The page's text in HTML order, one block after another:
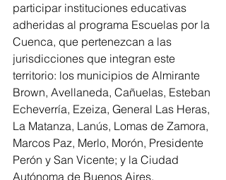
participar instituciones educativas
adheridas al programa Escuelas por la
Cuenca, que pertenezcan a las
jurisdicciones que integran este
territorio: los municipios de Almirante
Brown, Avellaneda, Cañuelas, Esteban
Echeverría, Ezeiza, General Las Heras,
La Matanza, Lanús, Lomas de Zamora,
Marcos Paz, Merlo, Morón, Presidente
Perón y San Vicente; y la Ciudad
Autónoma de Buenos Aires.